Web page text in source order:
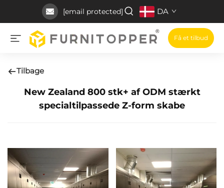
[email protected] DA
Få et tilbud
Tilbage
New Zealand 800 stk+ af ODM stærkt
specialtilpassede Z-form skabe